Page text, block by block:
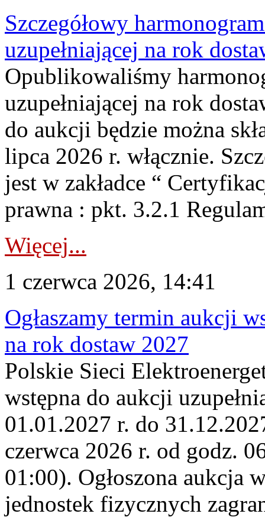
Szczegółowy
uzupełniającej na rok
Opublikowaliśmy
uzupełniającej na rok
do aukcji będzie można
lipca 2026 r. włącznie.
jest w zakładce “
prawna : pkt. 3.2.1
Więcej...
1 czerwca 2026, 14:41
Ogłaszamy termin aukcji
na rok dostaw 2027
Polskie Sieci
wstępna do aukcji
01.01.2027 r. do
czerwca 2026 r. od godz.
01:00). Ogłoszona aukcja
jednostek fizycznych